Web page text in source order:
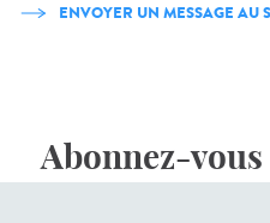
ENVOYER UN MESSAGE AU
Abonnez-